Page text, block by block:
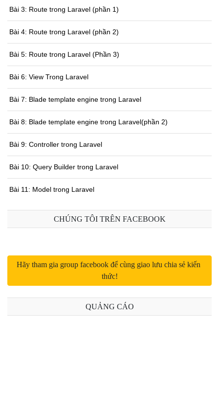
Bài 3: Route trong Laravel (phần 1)
Bài 4: Route trong Laravel (phần 2)
Bài 5: Route trong Laravel (Phần 3)
Bài 6: View Trong Laravel
Bài 7: Blade template engine trong Laravel
Bài 8: Blade template engine trong Laravel(phần 2)
Bài 9: Controller trong Laravel
Bài 10: Query Builder trong Laravel
Bài 11: Model trong Laravel
Bài 12: Eloquent ORM trong Laravel
Bài 14: Collections trong Laravel
Bài 15: Schema Buider trong Laravel
Bài 16: Migrations trong Laravel
CHÚNG TÔI TRÊN FACEBOOK
Hãy tham gia group facebook để cùng giao lưu chia sẻ kiến
thức!
QUẢNG CÁO